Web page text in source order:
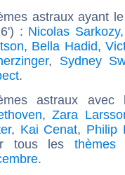
astraux ayant
: Nicolas Sarkozy
, Bella Hadid,
, Sydney
.
astraux
,Zara
, Kai Cenat, Philip
tous les
.